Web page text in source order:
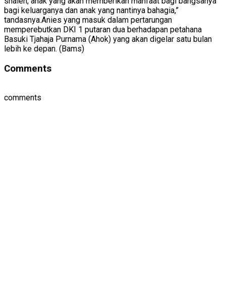
bagi keluarganya dan anak yang nantinya bahagia,”
tandasnya.Anies yang masuk dalam pertarungan
memperebutkan DKI 1 putaran dua berhadapan petahana
Basuki Tjahaja Purnama (Ahok) yang akan digelar satu bulan
lebih ke depan. (Bams)
Comments
comments